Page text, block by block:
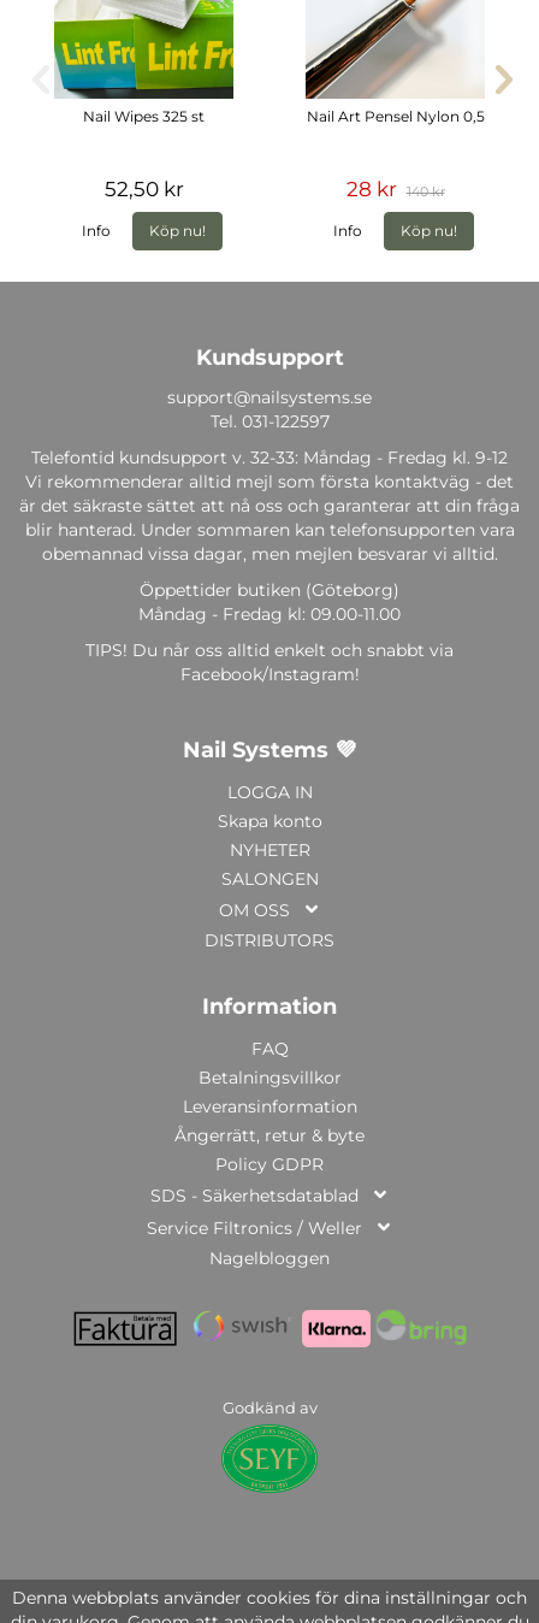
Nail Wipes 325 st
52,50 kr
Info Köp nu!
Nail Art Pensel Nylon 0,5
28 kr 140 kr
Info Köp nu!
Kundsupport
support@nailsystems.se
Tel. 031-122597
Telefontid kundsupport v. 32-33: Måndag - Fredag kl. 9-12
Vi rekommenderar alltid mejl som första kontaktväg - det
är det säkraste sättet att nå oss och garanterar att din fråga
blir hanterad. Under sommaren kan telefonsupporten vara
obemannad vissa dagar, men mejlen besvarar vi alltid.
Öppettider butiken (Göteborg)
Måndag - Fredag kl: 09.00-11.00
TIPS! Du når oss alltid enkelt och snabbt via
Facebook/Instagram!
Nail Systems 💜
LOGGA IN
Skapa konto
NYHETER
SALONGEN
OM OSS
DISTRIBUTORS
Information
FAQ
Betalningsvillkor
Leveransinformation
Ångerrätt, retur & byte
Policy GDPR
SDS - Säkerhetsdatablad
Service Filtronics / Weller
Nagelbloggen
Godkänd av
© Copyright 2025 | Nail Systems of Sweden AB | org.nr: 559446-3951
Denna webbplats använder cookies för dina inställningar och